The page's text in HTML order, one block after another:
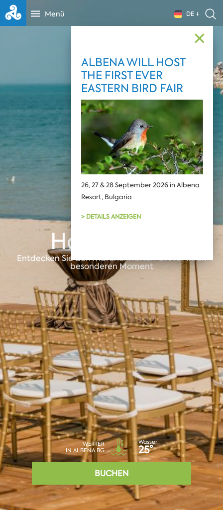
Menü DE
Hochzeiten
Entdecken Sie den märchenhaften Ort für Ihren
besonderen Moment
WETTER
IN ALBENA.BG
Wasser
25°
BUCHEN
✕
ALBENA WILL HOST
THE FIRST EVER
EASTERN BIRD FAIR
26, 27 & 28 September 2026 in Albena
Resort, Bulgaria
> DETAILS ANZEIGEN